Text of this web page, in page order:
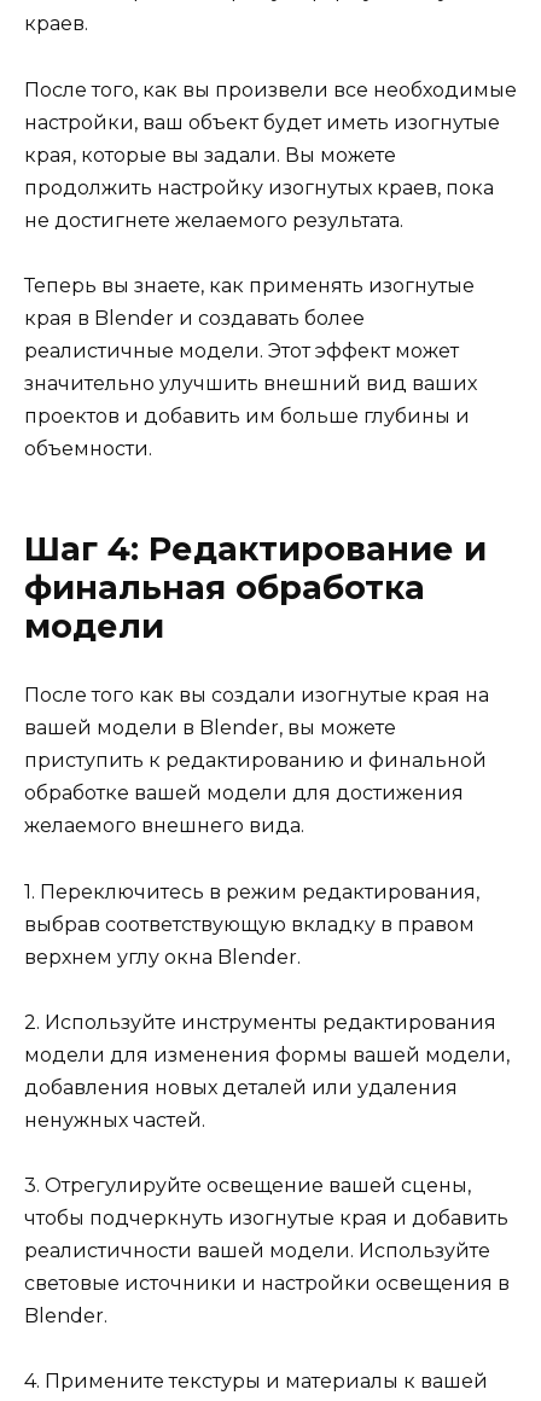
краев.
После того, как вы произвели все необходимые
настройки, ваш объект будет иметь изогнутые
края, которые вы задали. Вы можете
продолжить настройку изогнутых краев, пока
не достигнете желаемого результата.
Теперь вы знаете, как применять изогнутые
края в Blender и создавать более
реалистичные модели. Этот эффект может
значительно улучшить внешний вид ваших
проектов и добавить им больше глубины и
объемности.
Шаг 4: Редактирование и
финальная обработка
модели
После того как вы создали изогнутые края на
вашей модели в Blender, вы можете
приступить к редактированию и финальной
обработке вашей модели для достижения
желаемого внешнего вида.
1. Переключитесь в режим редактирования,
выбрав соответствующую вкладку в правом
верхнем углу окна Blender.
2. Используйте инструменты редактирования
модели для изменения формы вашей модели,
добавления новых деталей или удаления
ненужных частей.
3. Отрегулируйте освещение вашей сцены,
чтобы подчеркнуть изогнутые края и добавить
реалистичности вашей модели. Используйте
световые источники и настройки освещения в
Blender.
4. Примените текстуры и материалы к вашей